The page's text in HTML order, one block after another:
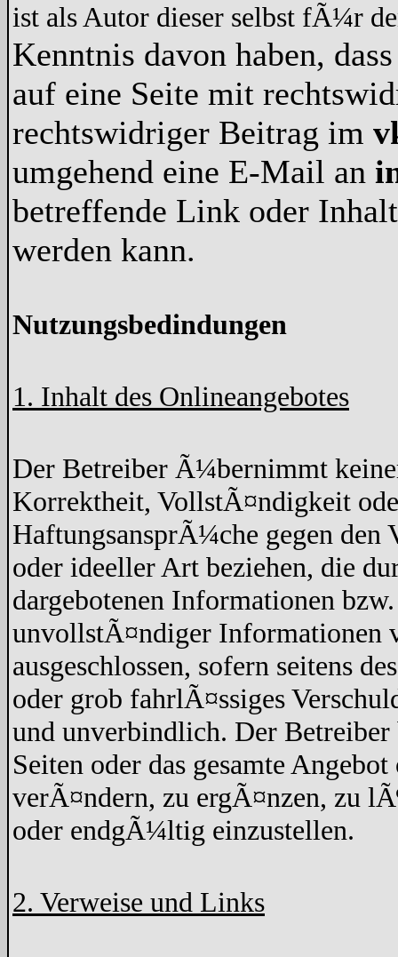
ist als Autor dieser selbst fÃ¼r
Kenntnis davon haben,
auf eine Seite mit
rechtswidriger Beitrag im
umgehend eine E-Mail an
betreffende Link oder
werden kann.
Nutzungsbedindungen
1. Inhalt des Onlineangebotes
Der Betreiber Ã¼bernimmt
Korrektheit, VollstÃ¤ndigkeit
HaftungsansprÃ¼che gegen den
oder ideeller Art beziehen, die
dargebotenen Informationen
unvollstÃ¤ndiger Informationen
ausgeschlossen, sofern seitens
oder grob fahrlÃ¤ssiges
und unverbindlich. Der
Seiten oder das gesamte
verÃ¤ndern, zu ergÃ¤nzen, zu
oder endgÃ¼ltig einzustellen.
2. Verweise und Links